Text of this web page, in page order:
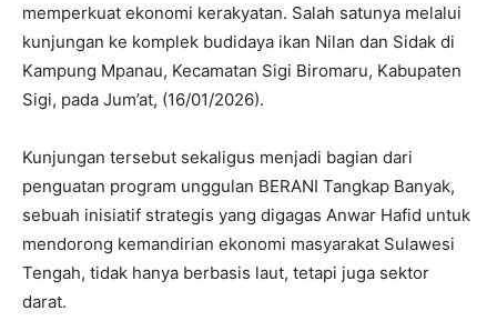
memperkuat ekonomi kerakyatan. Salah satunya melalui
kunjungan ke komplek budidaya ikan Nilan dan Sidak di
Kampung Mpanau, Kecamatan Sigi Biromaru, Kabupaten
Sigi, pada Jum’at, (16/01/2026).
‎Kunjungan tersebut sekaligus menjadi bagian dari
penguatan program unggulan BERANI Tangkap Banyak,
sebuah inisiatif strategis yang digagas Anwar Hafid untuk
mendorong kemandirian ekonomi masyarakat Sulawesi
Tengah, tidak hanya berbasis laut, tetapi juga sektor
darat.